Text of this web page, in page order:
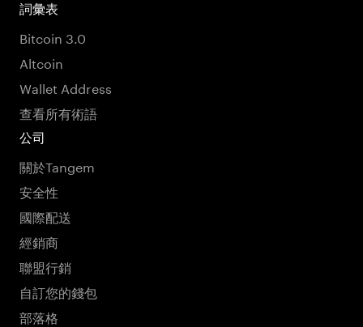
詞彙表
Bitcoin 3.0
Altcoin
Wallet Address
查看所有術語
公司
關於Tangem
安全性
國際配送
經銷商
聯盟行銷
自訂您的錢包
部落格